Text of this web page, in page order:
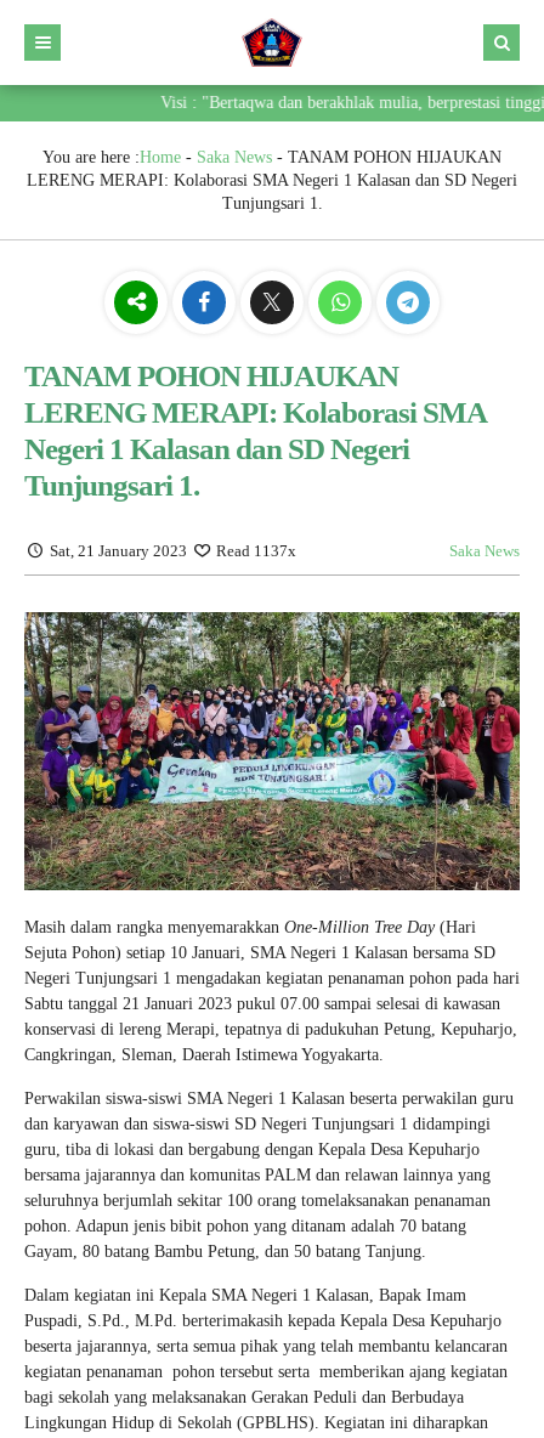
Visi : "Bertaqwa dan berakhlak mulia, berprestasi tinggi,
You are here :Home - Saka News - TANAM POHON HIJAUKAN
LERENG MERAPI: Kolaborasi SMA Negeri 1 Kalasan dan SD Negeri
Tunjungsari 1.
TANAM POHON HIJAUKAN
LERENG MERAPI: Kolaborasi SMA
Negeri 1 Kalasan dan SD Negeri
Tunjungsari 1.
Sat, 21 January 2023 Read 1137x Saka News
Masih dalam rangka menyemarakkan One-Million Tree Day(Hari
Sejuta Pohon) setiap 10 Januari, SMA Negeri 1 Kalasan bersama SD
Negeri Tunjungsari 1 mengadakan kegiatan penanaman pohon pada hari
Sabtu tanggal 21 Januari 2023 pukul 07.00 sampai selesai di kawasan
konservasi di lereng Merapi, tepatnya di padukuhan Petung, Kepuharjo,
Cangkringan, Sleman, Daerah Istimewa Yogyakarta.
Perwakilan siswa-siswi SMA Negeri 1 Kalasan beserta perwakilan guru
dan karyawan dan siswa-siswi SD Negeri Tunjungsari 1 didampingi
guru, tiba di lokasi dan bergabung dengan Kepala Desa Kepuharjo
bersama jajarannya dan komunitas PALM dan relawan lainnya yang
seluruhnya berjumlah sekitar 100 orang tomelaksanakan penanaman
pohon. Adapun jenis bibit pohon yang ditanam adalah 70 batang
Gayam, 80 batang Bambu Petung, dan 50 batang Tanjung.
Dalam kegiatan ini Kepala SMA Negeri 1 Kalasan, Bapak Imam
Puspadi, S.Pd., M.Pd. berterimakasih kepada Kepala Desa Kepuharjo
beserta jajarannya, serta semua pihak yang telah membantu kelancaran
kegiatan penanaman pohon tersebut serta memberikan ajang kegiatan
bagi sekolah yang melaksanakan Gerakan Peduli dan Berbudaya
Lingkungan Hidup di Sekolah (GPBLHS). Kegiatan ini diharapkan